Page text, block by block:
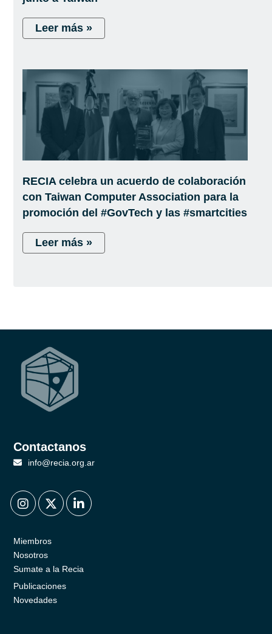
Leer más »
RECIA celebra un acuerdo de colaboración
con Taiwan Computer Association para la
promoción del #GovTech y las #smartcities
Leer más »
Contactanos
info@recia.org.ar
. . .
Miembros
Nosotros
Sumate a la Recia
Publicaciones
Novedades